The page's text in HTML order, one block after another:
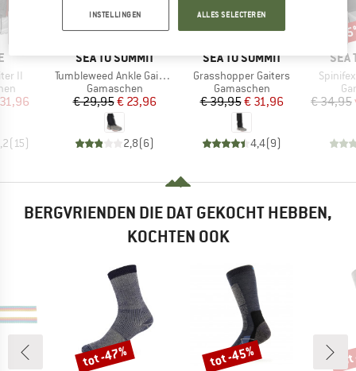
II
prijs
( 15)
MERK
SEA TO SUMMIT
Artikel
Tumbleweed Ankle Gaiters
Productgroep
Gamaschen
Prijs
€ 29,95Verlaagde prijs
€ 23,96
2,8(6)
Korting
-20%
MERK
SEA TO SUMMIT
Artikel
Grasshopper Gaiters
Productgroep
Gamaschen
Prijs
€ 39,95Verlaagde prijs
€ 31,96
4,4(9)
Korting
-20%
SEA
Artikel
€ 34,95
-
BERGVRIENDEN DIE DAT GEKOCHT HEBBEN,
KOCHTEN OOK
Korting
tot -47% Korting
tot -45%
INSTELLINGEN ALLES SELECTEREN